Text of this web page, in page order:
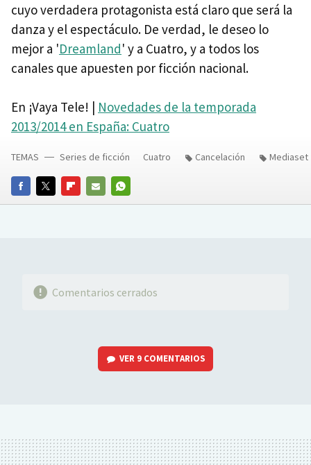
cuyo verdadera protagonista está claro que será la
danza y el espectáculo. De verdad, le deseo lo
mejor a 'Dreamland' y a Cuatro, y a todos los
canales que apuesten por ficción nacional.
En ¡Vaya Tele! | Novedades de la temporada
2013/2014 en España: Cuatro
FACEBOOKTWITTERFLIPBOARD
E-
WHATSAPP
TEMAS Series de ficción Cuatro Cancelación Mediaset
Comentarios cerrados
VER 9 COMENTARIOS